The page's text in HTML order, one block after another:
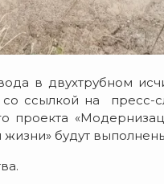
в двухтрубном
со ссылкой на пресс-
проекта
будут